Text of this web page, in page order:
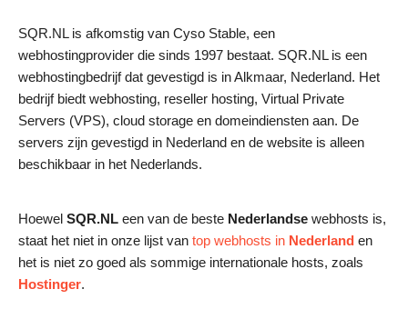
SQR.NL is afkomstig van Cyso Stable, een
webhostingprovider die sinds 1997 bestaat. SQR.NL is een
webhostingbedrijf dat gevestigd is in Alkmaar, Nederland. Het
bedrijf biedt webhosting, reseller hosting, Virtual Private
Servers (VPS), cloud storage en domeindiensten aan. De
servers zijn gevestigd in Nederland en de website is alleen
beschikbaar in het Nederlands.
Hoewel SQR.NL een van de beste Nederlandse webhosts is,
staat het niet in onze lijst van top webhosts in Nederland en
het is niet zo goed als sommige internationale hosts, zoals
Hostinger.